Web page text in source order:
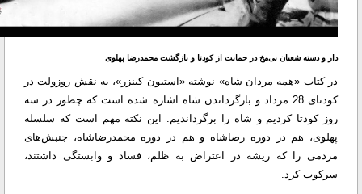
دار و دسته شعبان بی‌مخ در حمایت از کودتا و بازگشت محمدرضا پهلوی
در کتاب «همه مردان شاه» نوشته «استیون کینزر»، به نقش روزولت در
کودتای 28 مرداد و بازگرداندن شاه اشاره شده است که چطور در سه
روز کودتا کردیم و شاه را برگرداندیم. این نکته مهم است که سلسله
پهلوی، هم در دوره رضاشاه و هم در دوره محمدرضاشاه، جنبش‌های
مردمی را که ریشه در اعتراض به ظلم، فساد و وابستگی داشتند،
سرکوب کرد.